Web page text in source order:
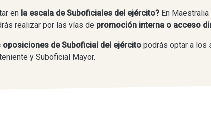
en la escala de Suboficiales del ejército? En
realizar por las vías de promoción interna o acceso
oposiciones de Suboficial del ejército podrás optar a los
y Suboficial Mayor.